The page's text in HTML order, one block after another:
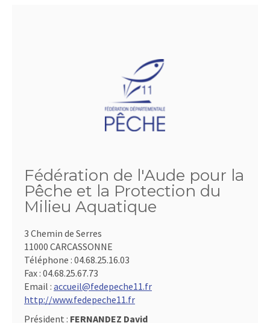
Fédération de l'Aude pour la
Pêche et la Protection du
Milieu Aquatique
3 Chemin de Serres
11000 CARCASSONNE
Téléphone : 04.68.25.16.03
Fax : 04.68.25.67.73
Email : accueil@fedepeche11.fr
http://www.fedepeche11.fr
Président : FERNANDEZ David